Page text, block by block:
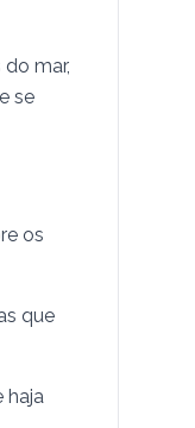
mar,
se
os
que
haja